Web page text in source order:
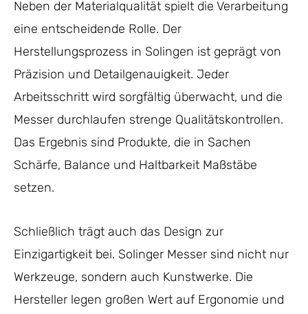
Neben der Materialqualität spielt die Verarbeitung
eine entscheidende Rolle. Der
Herstellungsprozess in Solingen ist geprägt von
Präzision und Detailgenauigkeit. Jeder
Arbeitsschritt wird sorgfältig überwacht, und die
Messer durchlaufen strenge Qualitätskontrollen.
Das Ergebnis sind Produkte, die in Sachen
Schärfe, Balance und Haltbarkeit Maßstäbe
setzen.
Schließlich trägt auch das Design zur
Einzigartigkeit bei. Solinger Messer sind nicht nur
Werkzeuge, sondern auch Kunstwerke. Die
Hersteller legen großen Wert auf Ergonomie und